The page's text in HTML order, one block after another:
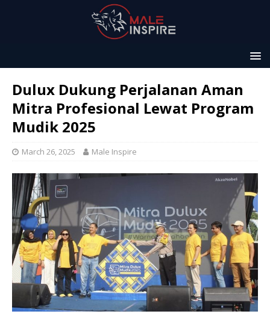
Dulux Dukung Perjalanan Aman
Mitra Profesional Lewat Program
Mudik 2025
March 26, 2025 Male Inspire